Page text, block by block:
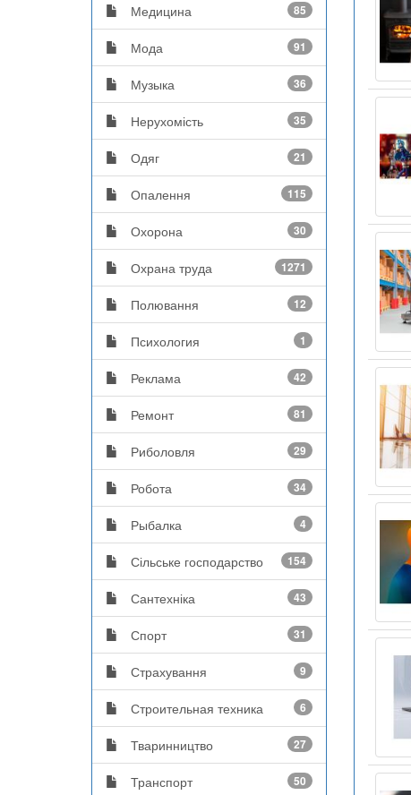
Медицина 85
Мода 91
Музыка 36
Нерухомість 35
Одяг 21
Опалення 115
Охорона 30
Охрана труда 1271
Полювання 12
Психология 1
Реклама 42
Ремонт 81
Риболовля 29
Робота 34
Рыбалка 4
Сільське господарство 154
Сантехніка 43
Спорт 31
Страхування 9
Строительная техника 6
Тваринництво 27
Транспорт 50